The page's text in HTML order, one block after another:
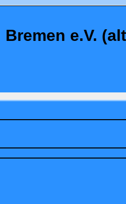
e.V.